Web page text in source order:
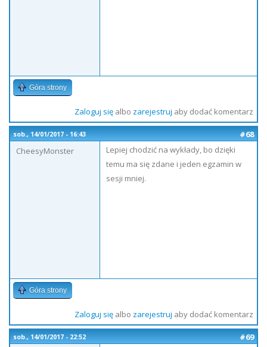
Góra strony
Zaloguj sięalbo zarejestruj aby dodać komentarz
sob., 14/01/2017 - 16:43
#68
CheesyMonster
Lepiej chodzić na wykłady, bo dzięki
temu ma się zdane i jeden egzamin w
sesji mniej.
Góra strony
Zaloguj sięalbo zarejestruj aby dodać komentarz
sob., 14/01/2017 - 22:52
#69